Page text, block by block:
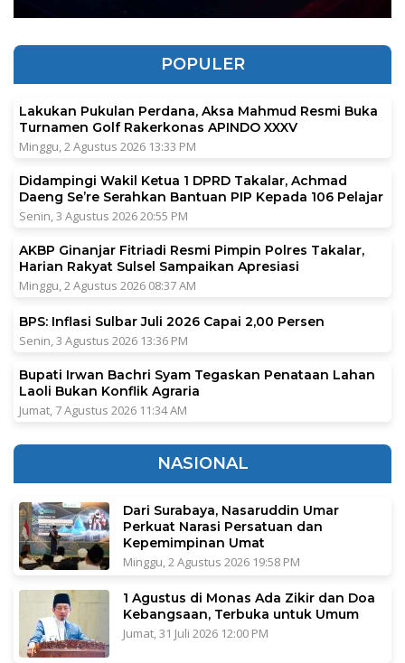
POPULER
Lakukan Pukulan Perdana, Aksa Mahmud Resmi Buka
Turnamen Golf Rakerkonas APINDO XXXV
Minggu, 2 Agustus 2026 13:33 PM
Didampingi Wakil Ketua 1 DPRD Takalar, Achmad
Daeng Se’re Serahkan Bantuan PIP Kepada 106 Pelajar
Senin, 3 Agustus 2026 20:55 PM
AKBP Ginanjar Fitriadi Resmi Pimpin Polres Takalar,
Harian Rakyat Sulsel Sampaikan Apresiasi
Minggu, 2 Agustus 2026 08:37 AM
BPS: Inflasi Sulbar Juli 2026 Capai 2,00 Persen
Senin, 3 Agustus 2026 13:36 PM
Bupati Irwan Bachri Syam Tegaskan Penataan Lahan
Laoli Bukan Konflik Agraria
Jumat, 7 Agustus 2026 11:34 AM
NASIONAL
Dari Surabaya, Nasaruddin Umar
Perkuat Narasi Persatuan dan
Kepemimpinan Umat
Minggu, 2 Agustus 2026 19:58 PM
1 Agustus di Monas Ada Zikir dan Doa
Kebangsaan, Terbuka untuk Umum
Jumat, 31 Juli 2026 12:00 PM